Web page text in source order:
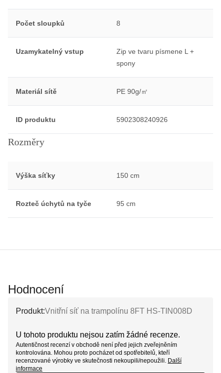
Počet sloupků 8
Uzamykatelný vstup
Zip ve tvaru písmene L +
spony
Materiál sítě PE 90g/㎡
ID produktu 5902308240926
Rozměry
Výška síťky 150 cm
Rozteč úchytů na tyče 95 cm
Hodnocení
Produkt:Vnitřní síť na trampolínu 8FT HS-TIN008D
U tohoto produktu nejsou zatím žádné recenze.
Autentičnost recenzí v obchodě není před jejich zveřejněním
kontrolována. Mohou proto pocházet od spotřebitelů, kteří
recenzované výrobky ve skutečnosti nekoupili/nepoužili. Další
informace